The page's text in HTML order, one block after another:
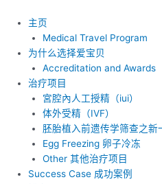
主页
Medical Travel Program
为什么选择爱宝贝
Accreditation and Awards
治疗项目
宮腔內人工授精（iui）
体外受精（IVF）
胚胎植入前遗传学筛查之新
Egg Freezing 卵子冷冻
Other 其他治疗项目
Success Case 成功案例